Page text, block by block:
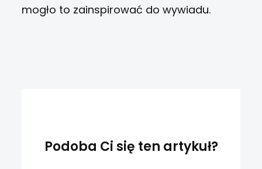
mogło to zainspirować do wywiadu.
Podoba Ci się ten artykuł?